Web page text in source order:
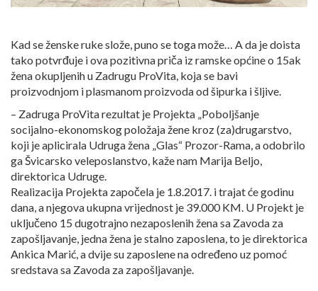
Kad se ženske ruke slože, puno se toga može… A da je doista
tako potvrđuje i ova pozitivna priča iz ramske općine o 15ak
žena okupljenih u Zadrugu ProVita, koja se bavi
proizvodnjom i plasmanom proizvoda od šipurka i šljive.
– Zadruga ProVita rezultat je Projekta „Poboljšanje
socijalno-ekonomskog položaja žene kroz (za)drugarstvo,
koji je aplicirala Udruga žena „Glas“ Prozor-Rama, a odobrilo
ga Švicarsko veleposlanstvo, kaže nam Marija Beljo,
direktorica Udruge.
Realizacija Projekta započela je 1.8.2017. i trajat će godinu
dana, a njegova ukupna vrijednost je 39.000 KM. U Projekt je
uključeno 15 dugotrajno nezaposlenih žena sa Zavoda za
zapošljavanje, jedna žena je stalno zaposlena, to je direktorica
Ankica Marić, a dvije su zaposlene na određeno uz pomoć
sredstava sa Zavoda za zapošljavanje.